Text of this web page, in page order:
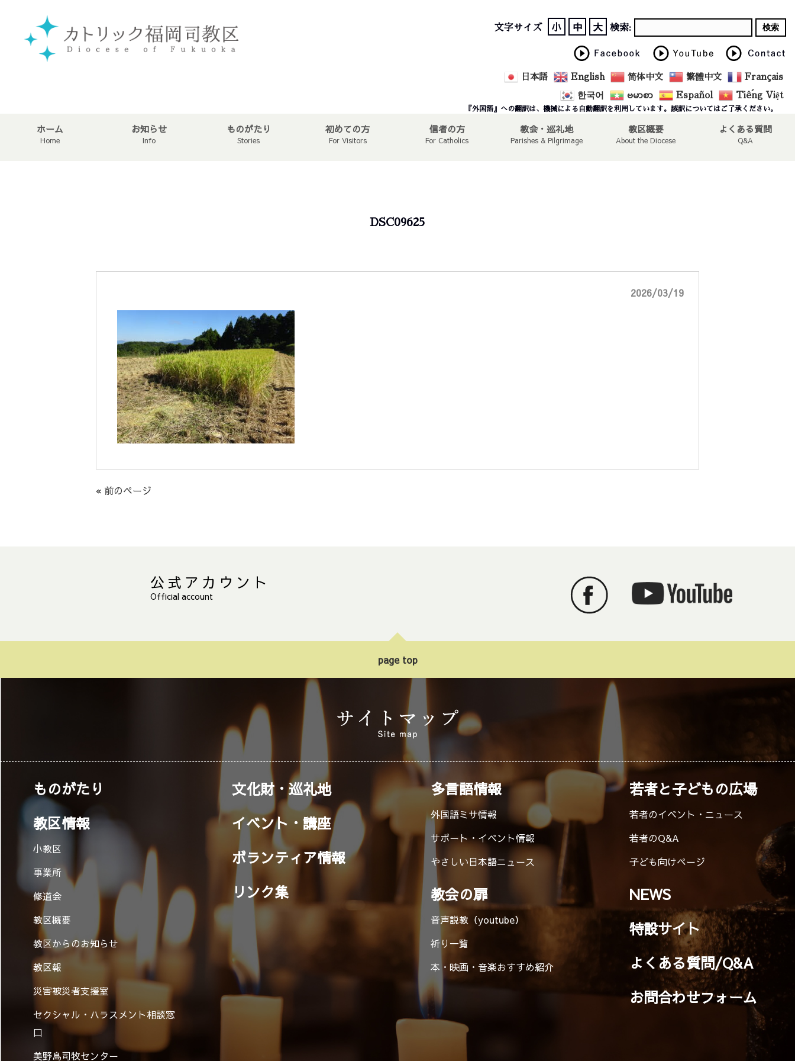
文字サイズ 小 中 大 検索:
日本語 English 简体中文 繁體中文 Français
한국어 ဗမာစာ Español Tiếng Việt
『外国語』への翻訳は、機械による自動翻訳を利用しています。誤訳についてはご了承ください。
ホーム
Home
お知らせ
Info
ものがたり
Stories
初めての方
For Visitors
信者の方
For Catholics
教会・巡礼地
Parishes & Pilgrimage
教区概要
About the Diocese
よくある質問
Q&A
DSC09625
2026/03/19
« 前のページ
公式アカウント
Official account
page top
ものがたり
教区情報
小教区
事業所
修道会
教区概要
教区からのお知らせ
教区報
災害被災者支援室
セクシャル・ハラスメント相談窓
口
美野島司牧センター
文化財・巡礼地
イベント・講座
ボランティア情報
リンク集
多言語情報
外国語ミサ情報
サポート・イベント情報
やさしい日本語ニュース
教会の扉
音声説教（youtube）
祈り一覧
本・映画・音楽おすすめ紹介
若者と子どもの広場
若者のイベント・ニュース
若者のQ&A
子ども向けページ
NEWS
特設サイト
よくある質問/Q&A
お問合わせフォーム